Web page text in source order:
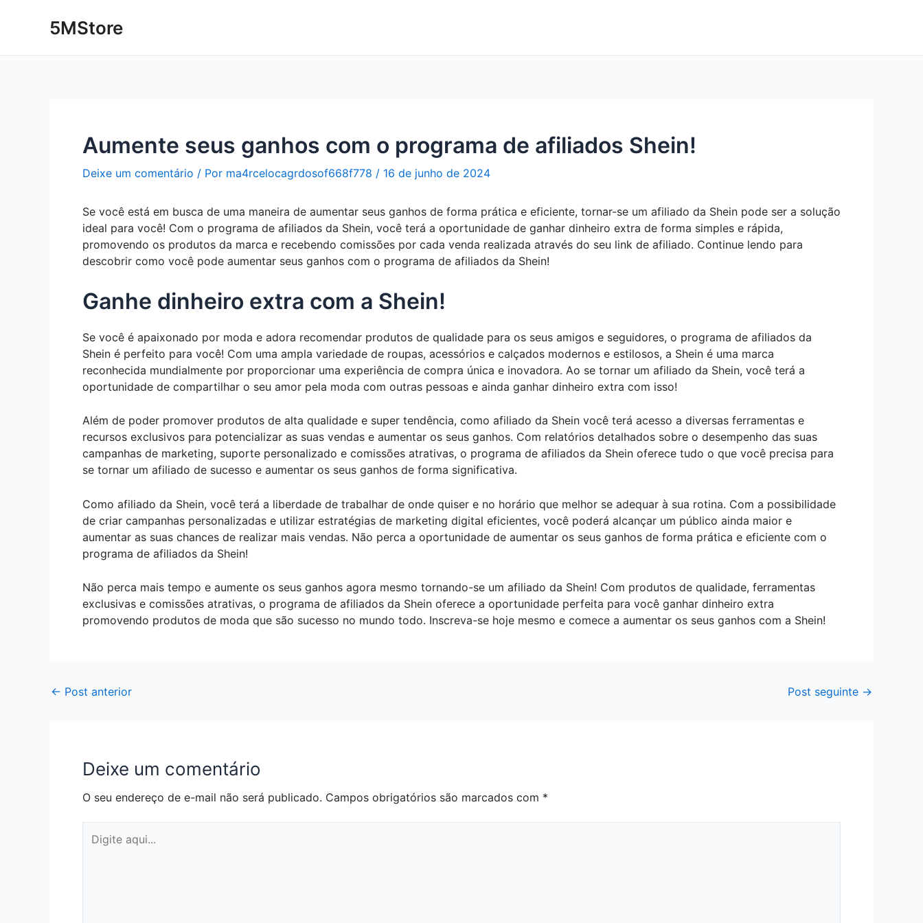
5MStore
Aumente seus ganhos com o programa de afiliados Shein!
Deixe um comentário / Por ma4rcelocagrdosof668f778 / 16 de junho de 2024
Se você está em busca de uma maneira de aumentar seus ganhos de forma prática e eficiente, tornar-se um afiliado da Shein pode ser a solução
ideal para você! Com o programa de afiliados da Shein, você terá a oportunidade de ganhar dinheiro extra de forma simples e rápida,
promovendo os produtos da marca e recebendo comissões por cada venda realizada através do seu link de afiliado. Continue lendo para
descobrir como você pode aumentar seus ganhos com o programa de afiliados da Shein!
Ganhe dinheiro extra com a Shein!
Se você é apaixonado por moda e adora recomendar produtos de qualidade para os seus amigos e seguidores, o programa de afiliados da
Shein é perfeito para você! Com uma ampla variedade de roupas, acessórios e calçados modernos e estilosos, a Shein é uma marca
reconhecida mundialmente por proporcionar uma experiência de compra única e inovadora. Ao se tornar um afiliado da Shein, você terá a
oportunidade de compartilhar o seu amor pela moda com outras pessoas e ainda ganhar dinheiro extra com isso!
Além de poder promover produtos de alta qualidade e super tendência, como afiliado da Shein você terá acesso a diversas ferramentas e
recursos exclusivos para potencializar as suas vendas e aumentar os seus ganhos. Com relatórios detalhados sobre o desempenho das suas
campanhas de marketing, suporte personalizado e comissões atrativas, o programa de afiliados da Shein oferece tudo o que você precisa para
se tornar um afiliado de sucesso e aumentar os seus ganhos de forma significativa.
Como afiliado da Shein, você terá a liberdade de trabalhar de onde quiser e no horário que melhor se adequar à sua rotina. Com a possibilidade
de criar campanhas personalizadas e utilizar estratégias de marketing digital eficientes, você poderá alcançar um público ainda maior e
aumentar as suas chances de realizar mais vendas. Não perca a oportunidade de aumentar os seus ganhos de forma prática e eficiente com o
programa de afiliados da Shein!
Não perca mais tempo e aumente os seus ganhos agora mesmo tornando-se um afiliado da Shein! Com produtos de qualidade, ferramentas
exclusivas e comissões atrativas, o programa de afiliados da Shein oferece a oportunidade perfeita para você ganhar dinheiro extra
promovendo produtos de moda que são sucesso no mundo todo. Inscreva-se hoje mesmo e comece a aumentar os seus ganhos com a Shein!
navigation
← Post anterior Post seguinte →
Deixe um comentário
O seu endereço de e-mail não será publicado. Campos obrigatórios são marcados com *
aqui...